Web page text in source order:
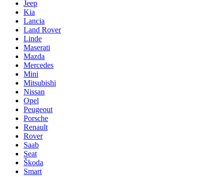
Jeep
Kia
Lancia
Land Rover
Linde
Maserati
Mazda
Mercedes
Mini
Mitsubishi
Nissan
Opel
Peugeout
Porsche
Renault
Rover
Saab
Seat
Škoda
Smart